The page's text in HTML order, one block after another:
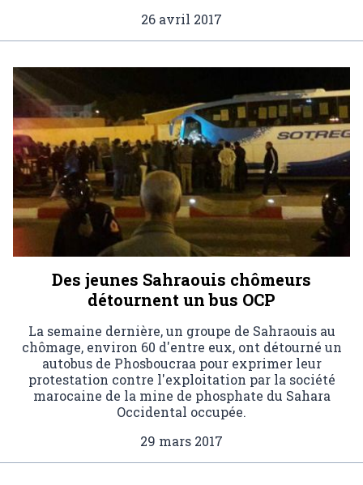
26 avril 2017
Des jeunes Sahraouis chômeurs
détournent un bus OCP
La semaine dernière, un groupe de Sahraouis au
chômage, environ 60 d'entre eux, ont détourné un
autobus de Phosboucraa pour exprimer leur
protestation contre l'exploitation par la société
marocaine de la mine de phosphate du Sahara
Occidental occupée.
29 mars 2017